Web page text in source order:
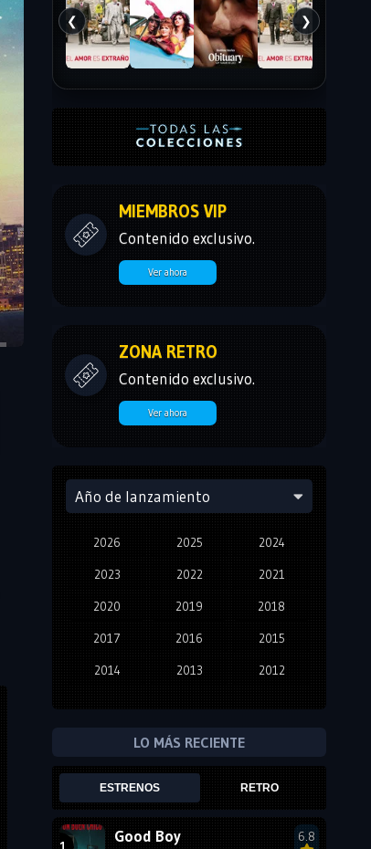
❮ ❯
MIEMBROS VIP
Contenido exclusivo.
Ver ahora
ZONA RETRO
Contenido exclusivo.
Ver ahora
Año de lanzamiento
2026 2025 2024
2023 2022 2021
2020 2019 2018
2017 2016 2015
2014 2013 2012
2001
1999
LO MÁS RECIENTE
ESTRENOS RETRO
Good Boy 6.8